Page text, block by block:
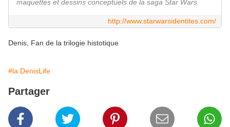
maquettes et dessins conceptuels de la saga Star Wars.
http://www.starwarsidentites.com/
Denis, Fan de la trilogie histotique
#la DenisLife
Partager